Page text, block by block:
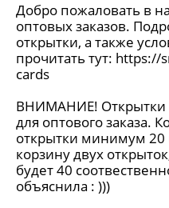
Добро пожаловать в
оптовых заказов.
открытки, а также
прочитать тут: https://
cards
ВНИМАНИЕ! Открытки
для оптового заказа.
открытки минимум
корзину двух
будет 40
объяснила : )))